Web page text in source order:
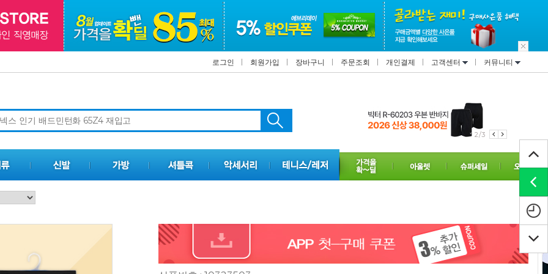
로그인 회원가입 장바구니 주문조회 개인결제 고객센터 커뮤니티
3/3